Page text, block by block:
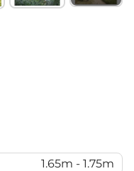
1.65m - 1.75m